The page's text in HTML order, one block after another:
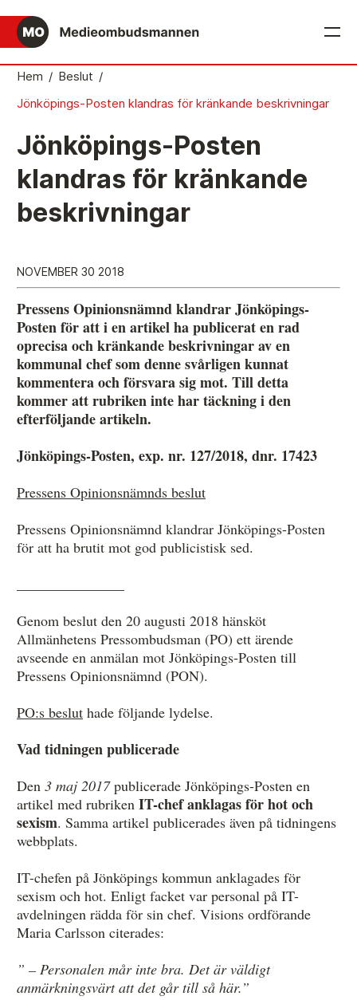
Det medieetiska systemet
Så här jobbar Medieombudsmannen
Mediernas Etiknämnd fattar de avgörande besluten
Publicitetsreglerna – grunden i det medieetiska
systemet
Vill du ansluta till det medieetiska systemet?
Medieetikens historia
Instruktion för Allmänhetens Medieombudsman
Anmälan och beslut
Fyll i din anmälan
Hela listan över frivilligt anslutna medier
Skillnaden mellan Granskningsnämnden och MO
Våra huvudmän
Ledamöter i Mediernas Etiknämnd
Den journalistiska yrkesetiken
Jobba hos oss!
Så behandlar vi dina personuppgifter
Hem / Beslut /
Jönköpings-Posten klandras för kränkande beskrivningar
Jönköpings-Posten
klandras för kränkande
beskrivningar
NOVEMBER 30 2018
Pressens Opinionsnämnd klandrar Jönköpings-
Posten för att i en artikel ha publicerat en rad
oprecisa och kränkande beskrivningar av en
kommunal chef som denne svårligen kunnat
kommentera och försvara sig mot. Till detta
kommer att rubriken inte har täckning i den
efterföljande artikeln.
Jönköpings-Posten, exp. nr. 127/2018, dnr. 17423
Pressens Opinionsnämnds beslut
Pressens Opinionsnämnd klandrar Jönköpings-Posten
för att ha brutit mot god publicistisk sed.
Genom beslut den 20 augusti 2018 hänsköt
Allmänhetens Pressombudsman (PO) ett ärende
avseende en anmälan mot Jönköpings-Posten till
Pressens Opinionsnämnd (PON).
PO:s beslut hade följande lydelse.
Vad tidningen publicerade
Den 3 maj 2017publicerade Jönköpings-Posten en
artikel med rubriken IT-chef anklagas för hot och
sexism. Samma artikel publicerades även på tidningens
webbplats.
IT-chefen på Jönköpings kommun anklagades för
sexism och hot. Enligt facket var personal på IT-
avdelningen rädda för sin chef. Visions ordförande
Maria Carlsson citerades:
” – Personalen mår inte bra. Det är väldigt
anmärkningsvärt att det går till så här.”